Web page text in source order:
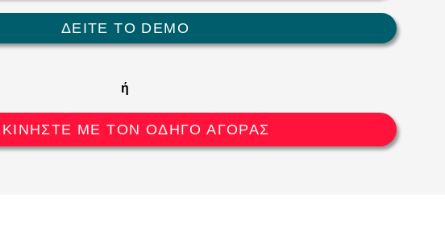
ΔΕΙΤΕ ΤΟ DEMO
ή
ΜΕ ΤΟΝ ΟΔΗΓΟ ΑΓΟΡΑΣ